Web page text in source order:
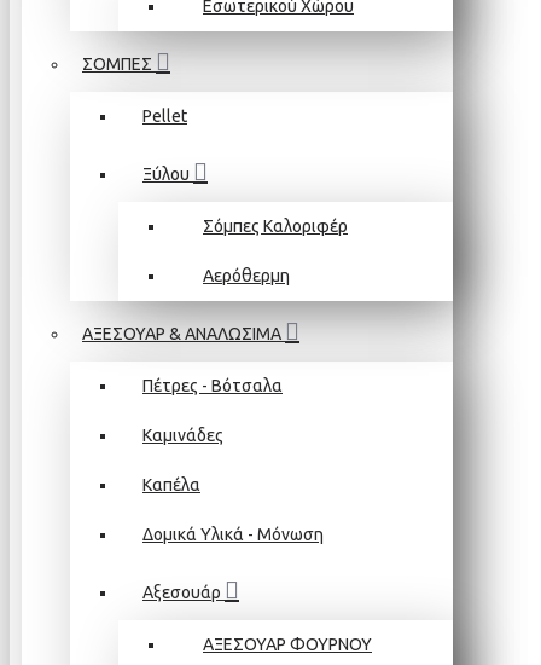
Εσωτερικού Χώρου
ΣΟΜΠΕΣ
Pellet
Ξύλου
Σόμπες Καλοριφέρ
Αερόθερμη
ΑΞΕΣΟΥΑΡ & ΑΝΑΛΩΣΙΜΑ
Πέτρες - Βότσαλα
Καμινάδες
Καπέλα
Δομικά Υλικά - Μόνωση
Αξεσουάρ
ΑΞΕΣΟΥΑΡ ΦΟΥΡΝΟΥ